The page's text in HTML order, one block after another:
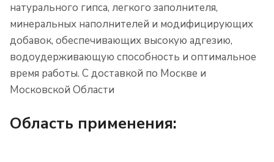
натурального гипса, легкого заполнителя,
минеральных наполнителей и модифицирующих
добавок, обеспечивающих высокую адгезию,
водоудерживающую способность и оптимальное
время работы. С доставкой по Москве и
Московской Области
Область применения: